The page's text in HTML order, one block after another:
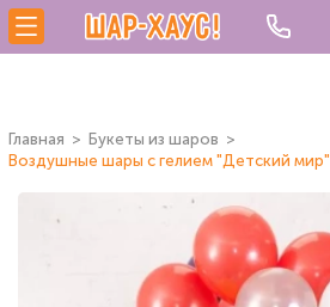
Главная
Букеты из шаров
Воздушные шары с гелием "Детский мир"